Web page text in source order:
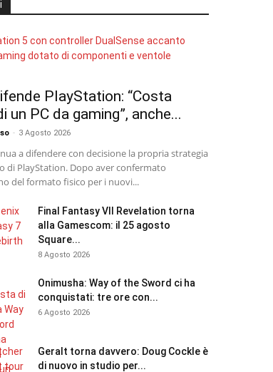
PlayStation: “Costa
un PC da gaming”, anche...
- 3 Agosto 2026
a difendere con decisione la propria strategia
di PlayStation. Dopo aver confermato
del formato fisico per i nuovi...
Final Fantasy VII Revelation torna
alla Gamescom: il 25 agosto
Square...
8 Agosto 2026
Onimusha: Way of the Sword ci ha
conquistati: tre ore con...
6 Agosto 2026
Geralt torna davvero: Doug Cockle è
di nuovo in studio per...